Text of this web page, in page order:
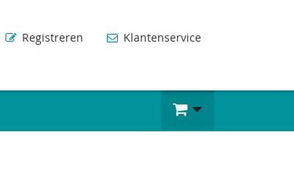
Registreren Klantenservice